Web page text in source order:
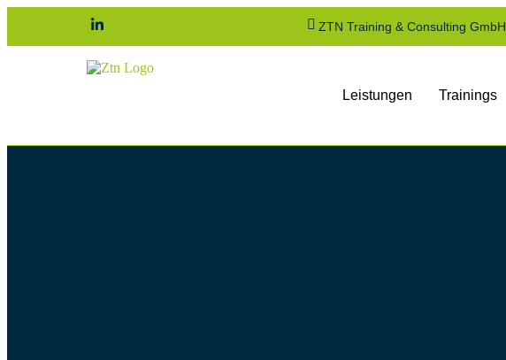
ZTN Training & Consulting GmbH
Leistungen Trainings